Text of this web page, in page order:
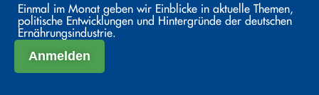
Einmal im Monat geben wir Einblicke in aktuelle Themen,
politische Entwicklungen und Hintergründe der deutschen
Ernährungsindustrie.
Anmelden